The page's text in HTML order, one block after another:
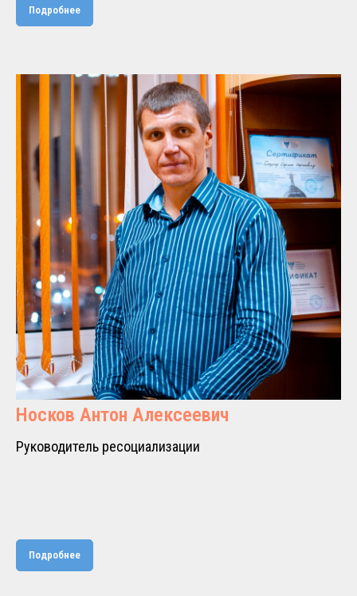
Подробнее
Носков Антон Алексеевич
Руководитель ресоциализации
Подробнее